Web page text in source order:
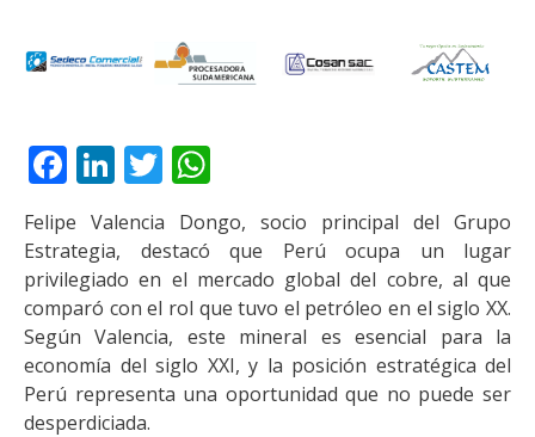
Facebook
LinkedIn
Twitter
Felipe Valencia Dongo, socio principal del Grupo
Estrategia, destacó que Perú ocupa un lugar
privilegiado en el mercado global del cobre, al que
comparó con el rol que tuvo el petróleo en el siglo XX.
Según Valencia, este mineral es esencial para la
economía del siglo XXI, y la posición estratégica del
Perú representa una oportunidad que no puede ser
desperdiciada.